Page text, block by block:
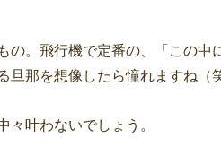
の。飛行機で定番の、「この中
那を想像したら憧れますね（
叶わないでしょう。